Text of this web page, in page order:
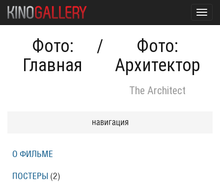
Фото:
Главная
/
Фото:
Архитектор
The Architect
навигация
О ФИЛЬМЕ
ПОСТЕРЫ (2)